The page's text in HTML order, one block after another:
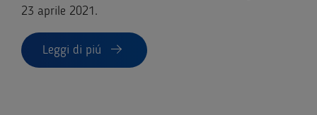
23 aprile 2021.
Leggi di piú